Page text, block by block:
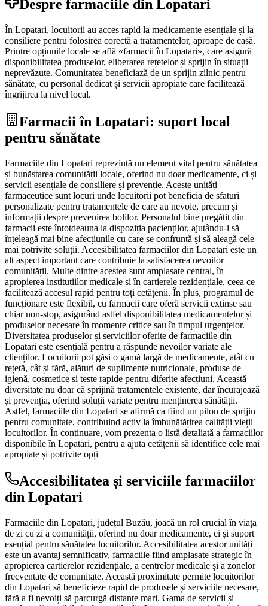
Despre farmaciile din Lopatari
În Lopatari, locuitorii au acces rapid la medicamente esențiale și la
consiliere pentru folosirea corectă a tratamentelor, aproape de casă.
Printre opțiunile locale se află «farmacii în Lopatari», care asigură
disponibilitatea produselor, eliberarea rețetelor și sprijin în situații
neprevăzute. Comunitatea beneficiază de un sprijin zilnic pentru
sănătate, cu personal dedicat și servicii apropiate care facilitează
îngrijirea la nivel local.
Farmacii în Lopatari: suport local
pentru sănătate
Farmaciile din Lopatari reprezintă un element vital pentru sănătatea
și bunăstarea comunității locale, oferind nu doar medicamente, ci și
servicii esențiale de consiliere și prevenție. Aceste unități
farmaceutice sunt locuri unde locuitorii pot beneficia de sfaturi
personalizate pentru tratamentele de care au nevoie, precum și
informații despre prevenirea bolilor. Personalul bine pregătit din
farmacii este întotdeauna la dispoziția pacienților, ajutându-i să
înțeleagă mai bine afecțiunile cu care se confruntă și să aleagă cele
mai potrivite soluții. Accesibilitatea farmaciilor din Lopatari este un
alt aspect important care contribuie la satisfacerea nevoilor
comunității. Multe dintre acestea sunt amplasate central, în
apropierea instituțiilor medicale și în cartierele rezidențiale, ceea ce
facilitează accesul rapid pentru toți cetățenii. În plus, programul de
funcționare este flexibil, cu farmacii care oferă servicii extinse sau
chiar non-stop, asigurând astfel disponibilitatea medicamentelor și
produselor necesare în momente critice sau în timpul urgențelor.
Diversitatea produselor și serviciilor oferite de farmaciile din
Lopatari este esențială pentru a răspunde nevoilor variate ale
clienților. Locuitorii pot găsi o gamă largă de medicamente, atât cu
rețetă, cât și fără, alături de suplimente nutricionale, produse de
igienă, cosmetice și teste rapide pentru diferite afecțiuni. Această
diversitate nu doar că sprijină tratamentele existente, dar încurajează
și prevenția, oferind soluții variate pentru menținerea sănătății.
Astfel, farmaciile din Lopatari se afirmă ca fiind un pilon de sprijin
pentru comunitate, contribuind activ la îmbunătățirea calității vieții
locuitorilor. În continuare, vom prezenta o listă detaliată a farmaciilor
disponibile în Lopatari, pentru a ajuta cetățenii să identifice cele mai
apropiate și potrivite opți
Accesibilitatea și serviciile farmaciilor
din Lopatari
Farmaciile din Lopatari, județul Buzău, joacă un rol crucial în viața
de zi cu zi a comunității, oferind nu doar medicamente, ci și suport
esențial pentru sănătatea locuitorilor. Accesibilitatea acestor unități
este un avantaj semnificativ, farmaciile fiind amplasate strategic în
apropierea cartierelor rezidențiale, a centrelor medicale și a zonelor
frecventate de comunitate. Această proximitate permite locuitorilor
din Lopatari să beneficieze rapid de produsele și serviciile necesare,
fără a fi nevoiți să parcurgă distanțe mari. Gama de servicii și